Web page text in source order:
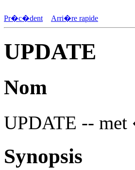
Pr�c�dent
Arri�re rapide
UPDATE
Nom
UPDATE --
Synopsis